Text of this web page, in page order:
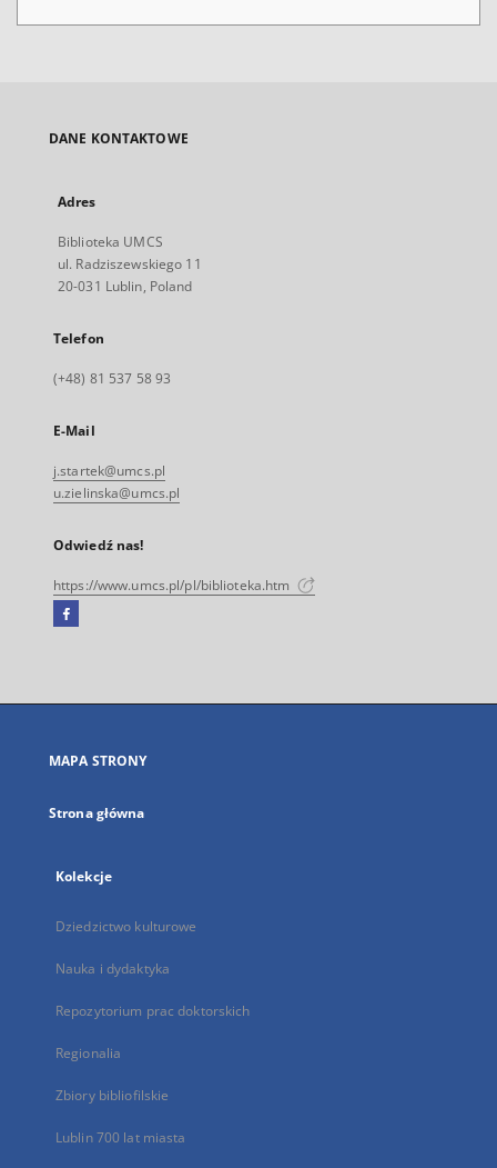
DANE KONTAKTOWE
Adres
Biblioteka UMCS
ul. Radziszewskiego 11
20-031 Lublin, Poland
Telefon
(+48) 81 537 58 93
E-Mail
j.startek@umcs.pl
u.zielinska@umcs.pl
Odwiedź nas!
https://www.umcs.pl/pl/biblioteka.htm
Facebook
się
karcie
MAPA STRONY
Strona główna
Kolekcje
Dziedzictwo kulturowe
Nauka i dydaktyka
Repozytorium prac doktorskich
Regionalia
Zbiory bibliofilskie
Lublin 700 lat miasta